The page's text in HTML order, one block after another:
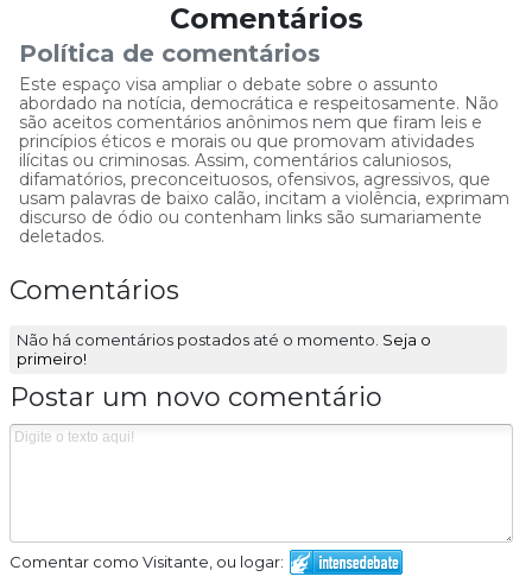
Comentários
Política de comentários
Este espaço visa ampliar o debate sobre o assunto
abordado na notícia, democrática e respeitosamente. Não
são aceitos comentários anônimos nem que firam leis e
princípios éticos e morais ou que promovam atividades
ilícitas ou criminosas. Assim, comentários caluniosos,
difamatórios, preconceituosos, ofensivos, agressivos, que
usam palavras de baixo calão, incitam a violência, exprimam
discurso de ódio ou contenham links são sumariamente
deletados.
Comentários
Não há comentários postados até o momento. Seja o
primeiro!
Postar um novo comentário
Comentar como Visitante, ou logar: